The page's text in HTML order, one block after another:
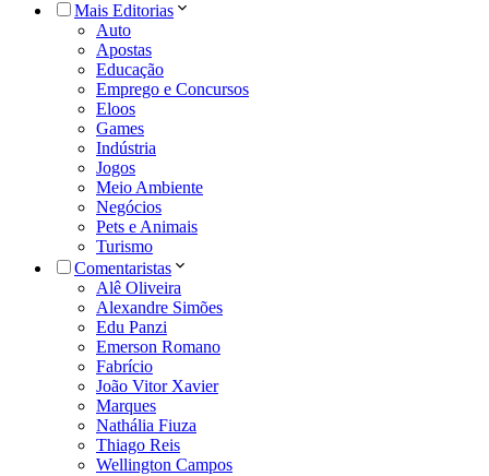
Mais Editorias
Auto
Apostas
Educação
Emprego e Concursos
Eloos
Games
Indústria
Jogos
Meio Ambiente
Negócios
Pets e Animais
Turismo
Comentaristas
Alê Oliveira
Alexandre Simões
Edu Panzi
Emerson Romano
Fabrício
João Vitor Xavier
Marques
Nathália Fiuza
Thiago Reis
Wellington Campos